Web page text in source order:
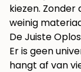
kiezen.
weinig
De Juiste
Er is geen
hangt af van